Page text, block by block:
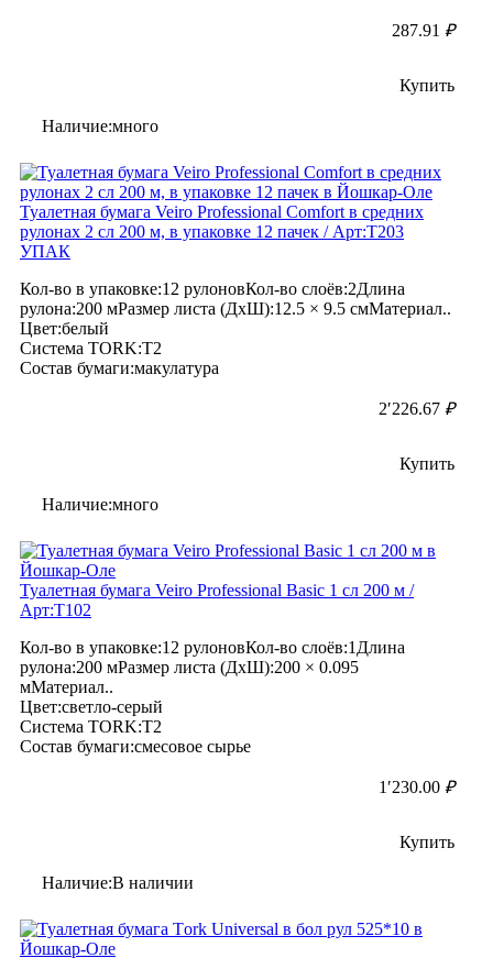
287.91 ₽
Купить
Наличие:много
Туалетная бумага Veiro Professional Comfort в средних
рулонах 2 сл 200 м, в упаковке 12 пачек / Арт:Т203
УПАК
Кол-во в упаковке:12 рулоновКол-во слоёв:2Длина
рулона:200 мРазмер листа (ДхШ):12.5 × 9.5 смМатериал..
Цвет:белый
Система TORK:T2
Состав бумаги:макулатура
2′226.67 ₽
Купить
Наличие:много
Туалетная бумага Veiro Professional Basic 1 сл 200 м /
Арт:Т102
Кол-во в упаковке:12 рулоновКол-во слоёв:1Длина
рулона:200 мРазмер листа (ДхШ):200 × 0.095
мМатериал..
Цвет:светло-серый
Система TORK:T2
Состав бумаги:смесовое сырье
1′230.00 ₽
Купить
Наличие:В наличии